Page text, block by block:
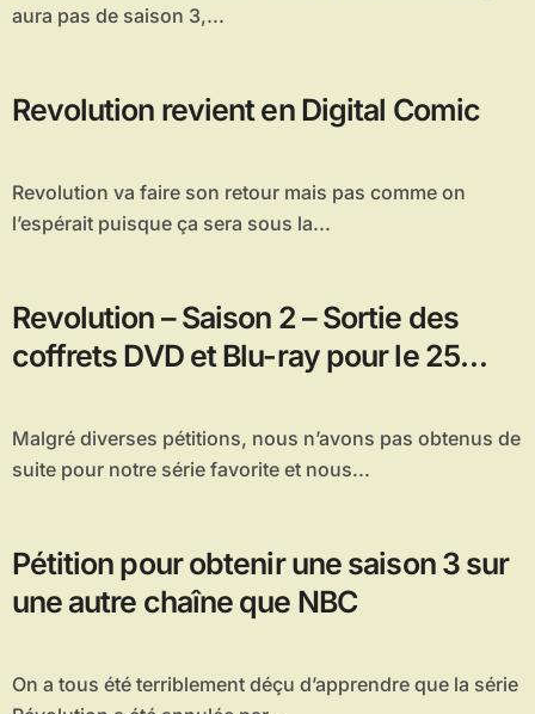
aura pas de saison 3,...
Revolution revient en Digital Comic
Revolution va faire son retour mais pas comme on
l’espérait puisque ça sera sous la...
Revolution – Saison 2 – Sortie des
coffrets DVD et Blu-ray pour le 25
Malgré diverses pétitions, nous n’avons pas obtenus de
suite pour notre série favorite et nous...
Pétition pour obtenir une saison 3 sur
une autre chaîne que NBC
On a tous été terriblement déçu d’apprendre que la série